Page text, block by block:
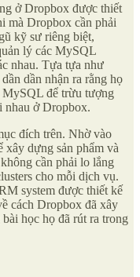
ở Dropbox được thiết
mà Dropbox cần phải
kỹ sư riêng biệt,
lý các MySQL
nhau. Tựa tựa như
dần nhận ra rằng họ
MySQL để trừu tượng
nhau ở Dropbox.
đích trên. Nhờ vào
xây dựng sản phẩm và
cần phải lo lắng
cho mỗi dịch vụ.
system được thiết kế
cách Dropbox đã xây
học họ đã rút ra trong